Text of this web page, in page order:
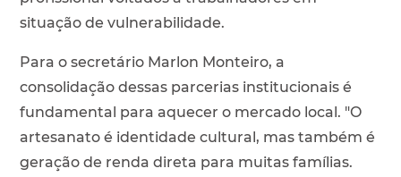
situação de vulnerabilidade.
Para o secretário Marlon Monteiro, a
consolidação dessas parcerias institucionais é
fundamental para aquecer o mercado local. "O
artesanato é identidade cultural, mas também é
geração de renda direta para muitas famílias.